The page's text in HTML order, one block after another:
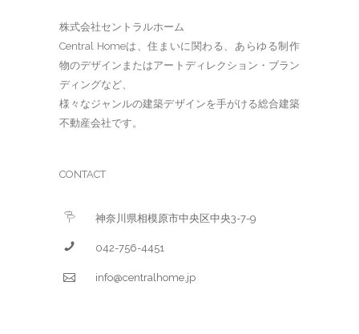
株式会社セントラルホーム
Central Homeは、住まいに関わる、あらゆる制作
物のデザインまたはアートディレクション・ブラン
ディングなど、
様々なジャンルの建築デザインを手がける総合建築
不動産会社です。
CONTACT
神奈川県相模原市中央区中央3-7-9
042-756-4451
info@centralhome.jp